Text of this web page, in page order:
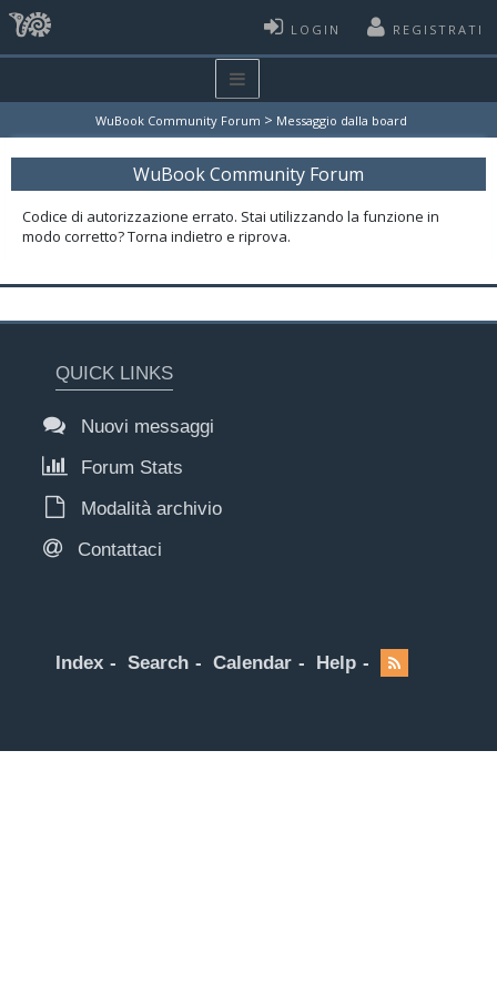
LOGIN REGISTRATI
WuBook Community Forum > Messaggio dalla board
WuBook Community Forum
Codice di autorizzazione errato. Stai utilizzando la funzione in
modo corretto? Torna indietro e riprova.
QUICK LINKS
Nuovi messaggi
Forum Stats
Modalità archivio
Contattaci
Index Search Calendar Help